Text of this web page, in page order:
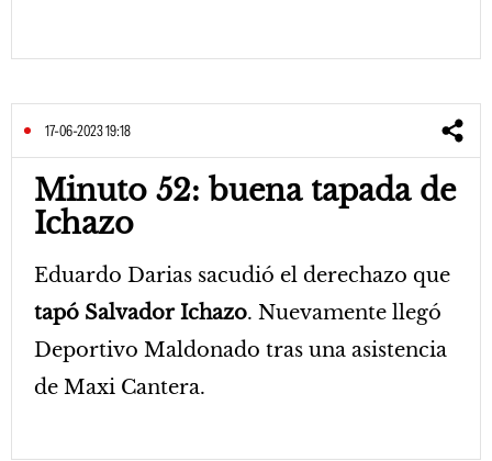
17-06-2023 19:18
Minuto 52: buena tapada de
Ichazo
Eduardo Darias sacudió el derechazo que
tapó Salvador Ichazo. Nuevamente llegó
Deportivo Maldonado tras una asistencia
de Maxi Cantera.